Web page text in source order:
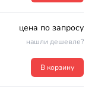
цена по запросу
нашли дешевле?
В корзину